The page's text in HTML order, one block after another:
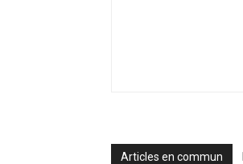
Articles en commun